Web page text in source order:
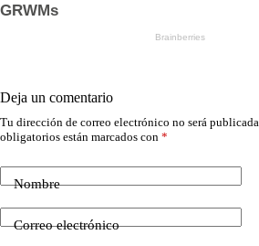
Deja un comentario
Tu dirección de correo electrónico no será publicada.
obligatorios están marcados con *
Nombre
Correo electrónico